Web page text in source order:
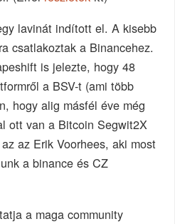
lavinát indított el. A kisebb
csatlakoztak a Binancehez.
is jelezte, hogy 48
a BSV-t (ami több
hogy alig másfél éve még
ott van a Bitcoin Segwit2X
az Erik Voorhees, aki most
a binance és CZ
a maga community